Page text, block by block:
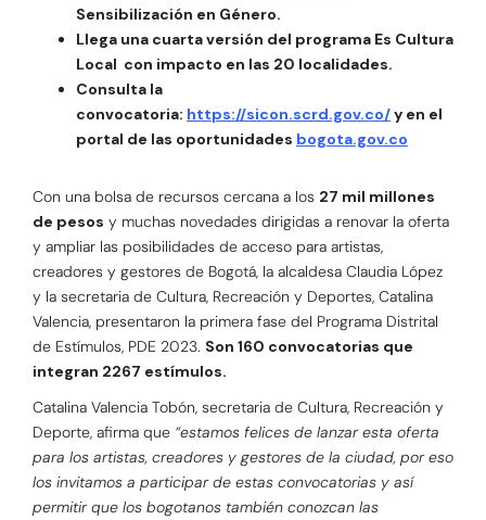
Sensibilización en Género.
Llega una cuarta versión del programa Es Cultura
Local con impacto en las 20 localidades.
Consulta la
convocatoria: https://sicon.scrd.gov.co/y en el
portal de las oportunidades bogota.gov.co
Con una bolsa de recursos cercana a los 27 mil millones
de pesos y muchas novedades dirigidas a renovar la oferta
y ampliar las posibilidades de acceso para artistas,
creadores y gestores de Bogotá, la alcaldesa Claudia López
y la secretaria de Cultura, Recreación y Deportes, Catalina
Valencia, presentaron la primera fase del Programa Distrital
de Estímulos, PDE 2023. Son 160 convocatorias que
integran 2267 estímulos.
Catalina Valencia Tobón, secretaria de Cultura, Recreación y
Deporte, afirma que “estamos felices de lanzar esta oferta
para los artistas, creadores y gestores de la ciudad, por eso
los invitamos a participar de estas convocatorias y así
permitir que los bogotanos también conozcan las